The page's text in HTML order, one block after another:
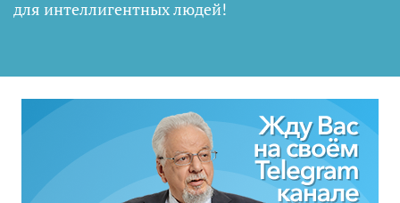
для интеллигентных людей!